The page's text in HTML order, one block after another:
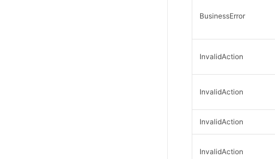
BusinessError
InvalidAction
InvalidAction
InvalidAction
InvalidAction